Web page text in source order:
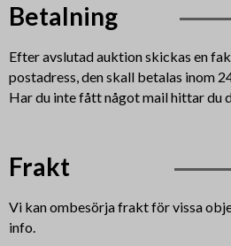
Betalning
Efter avslutad auktion skickas en
postadress, den skall betalas inom
Har du inte fått något mail hittar du
Frakt
Vi kan ombesörja frakt för vissa
info.